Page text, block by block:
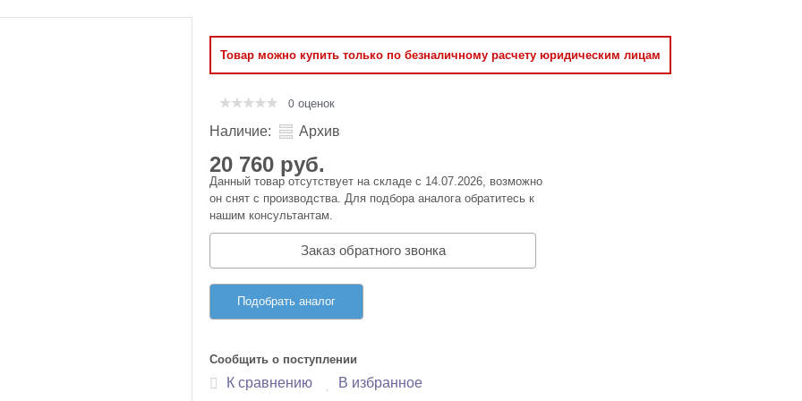
Товар можно купить только по безналичному расчету юридическим лицам
0 оценок
Наличие: Архив
20 760 руб.
Данный товар отсутствует на складе с 14.07.2026, возможно
он снят с производства. Для подбора аналога обратитесь к
нашим консультантам.
Заказ обратного звонка
Подобрать аналог
Сообщить о поступлении
К сравнению В избранное
память